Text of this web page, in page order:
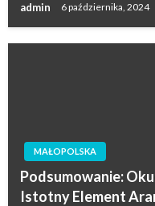
admin 6 października, 2024
MAŁOPOLSKA
Podsumowanie:
Istotny Element